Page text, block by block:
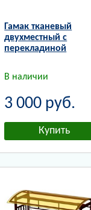
Гамак тканевый
двухместный с
перекладиной
В наличии
3 000 руб.